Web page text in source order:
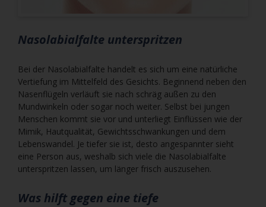
Nasolabialfalte unterspritzen
Bei der Nasolabialfalte handelt es sich um eine natürliche
Vertiefung im Mittelfeld des Gesichts. Beginnend neben den
Nasenflügeln verläuft sie nach schräg außen zu den
Mundwinkeln oder sogar noch weiter. Selbst bei jungen
Menschen kommt sie vor und unterliegt Einflüssen wie der
Mimik, Hautqualität, Gewichtsschwankungen und dem
Lebenswandel. Je tiefer sie ist, desto angespannter sieht
eine Person aus, weshalb sich viele die Nasolabialfalte
unterspritzen lassen, um länger frisch auszusehen.
Was hilft gegen eine tiefe